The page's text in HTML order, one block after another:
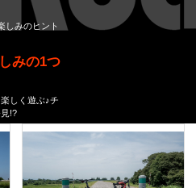
しみのヒント
みの1つ
しく遊ぶ♪チ
!?